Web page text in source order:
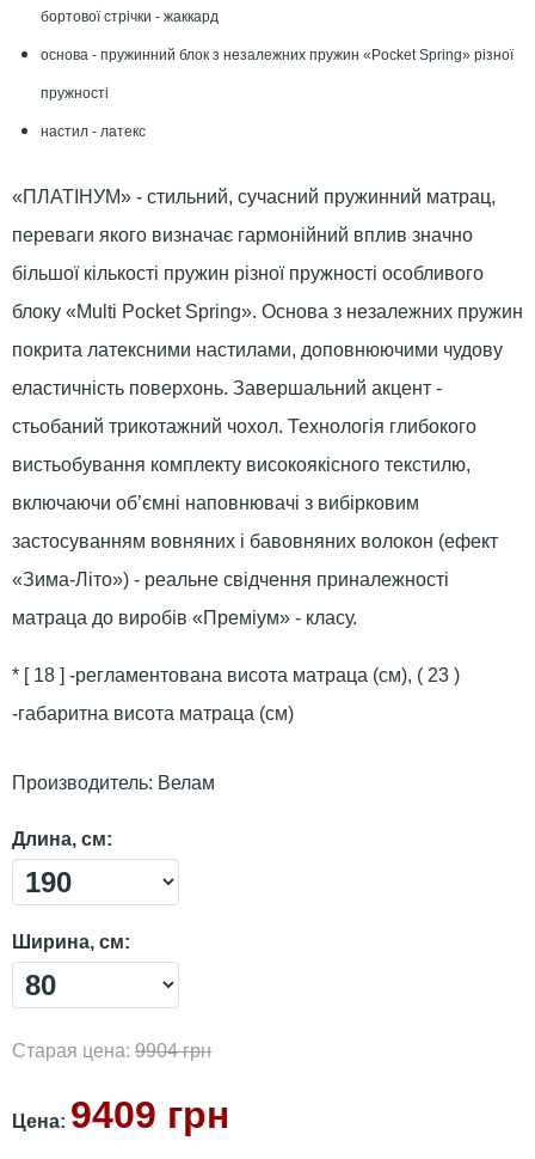
бортової стрічки - жаккард
основа - пружинний блок з незалежних пружин «Pocket Spring» різної
пружності
настил - латекс
«ПЛАТІНУМ» - стильний, сучасний пружинний матрац,
переваги якого визначає гармонійний вплив значно
більшої кількості пружин різної пружності особливого
блоку «Multi Pocket Spring». Основа з незалежних пружин
покрита латексними настилами, доповнюючими чудову
еластичність поверхонь. Завершальний акцент -
стьобаний трикотажний чохол. Технологія глибокого
вистьобування комплекту високоякісного текстилю,
включаючи об’ємні наповнювачі з вибірковим
застосуванням вовняних і бавовняних волокон (ефект
«Зима-Літо») - реальне свідчення приналежності
матраца до виробів «Преміум» - класу.
* [ 18 ] -регламентована висота матраца (см), ( 23 )
-габаритна висота матраца (см)
Производитель: Велам
Длина, см:
Ширина, см:
Старая цена: 9904 грн
Цена: 9409 грн